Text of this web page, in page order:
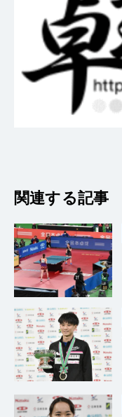
関連する記事